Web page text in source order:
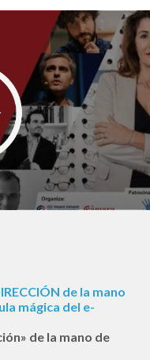
de la mano
mágica del e-
de la mano de